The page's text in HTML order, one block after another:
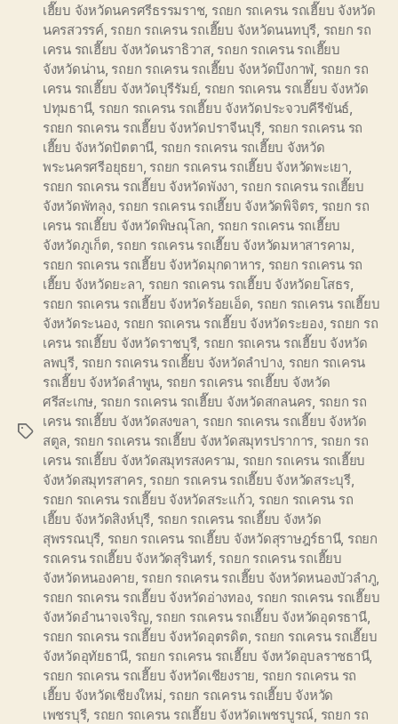
Tags
เฮี๊ยบ จังหวัดนครศรีธรรมราช, รถยก รถเครน รถเฮี๊ยบ จังหวัด
นครสวรรค์, รถยก รถเครน รถเฮี๊ยบ จังหวัดนนทบุรี, รถยก รถ
เครน รถเฮี๊ยบ จังหวัดนราธิวาส, รถยก รถเครน รถเฮี๊ยบ
จังหวัดน่าน, รถยก รถเครน รถเฮี๊ยบ จังหวัดบึงกาฬ, รถยก รถ
เครน รถเฮี๊ยบ จังหวัดบุรีรัมย์, รถยก รถเครน รถเฮี๊ยบ จังหวัด
ปทุมธานี, รถยก รถเครน รถเฮี๊ยบ จังหวัดประจวบคีรีขันธ์,
รถยก รถเครน รถเฮี๊ยบ จังหวัดปราจีนบุรี, รถยก รถเครน รถ
เฮี๊ยบ จังหวัดปัตตานี, รถยก รถเครน รถเฮี๊ยบ จังหวัด
พระนครศรีอยุธยา, รถยก รถเครน รถเฮี๊ยบ จังหวัดพะเยา,
รถยก รถเครน รถเฮี๊ยบ จังหวัดพังงา, รถยก รถเครน รถเฮี๊ยบ
จังหวัดพัทลุง, รถยก รถเครน รถเฮี๊ยบ จังหวัดพิจิตร, รถยก รถ
เครน รถเฮี๊ยบ จังหวัดพิษณุโลก, รถยก รถเครน รถเฮี๊ยบ
จังหวัดภูเก็ต, รถยก รถเครน รถเฮี๊ยบ จังหวัดมหาสารคาม,
รถยก รถเครน รถเฮี๊ยบ จังหวัดมุกดาหาร, รถยก รถเครน รถ
เฮี๊ยบ จังหวัดยะลา, รถยก รถเครน รถเฮี๊ยบ จังหวัดยโสธร,
รถยก รถเครน รถเฮี๊ยบ จังหวัดร้อยเอ็ด, รถยก รถเครน รถเฮี๊ยบ
จังหวัดระนอง, รถยก รถเครน รถเฮี๊ยบ จังหวัดระยอง, รถยก รถ
เครน รถเฮี๊ยบ จังหวัดราชบุรี, รถยก รถเครน รถเฮี๊ยบ จังหวัด
ลพบุรี, รถยก รถเครน รถเฮี๊ยบ จังหวัดลำปาง, รถยก รถเครน
รถเฮี๊ยบ จังหวัดลำพูน, รถยก รถเครน รถเฮี๊ยบ จังหวัด
ศรีสะเกษ, รถยก รถเครน รถเฮี๊ยบ จังหวัดสกลนคร, รถยก รถ
เครน รถเฮี๊ยบ จังหวัดสงขลา, รถยก รถเครน รถเฮี๊ยบ จังหวัด
สตูล, รถยก รถเครน รถเฮี๊ยบ จังหวัดสมุทรปราการ, รถยก รถ
เครน รถเฮี๊ยบ จังหวัดสมุทรสงคราม, รถยก รถเครน รถเฮี๊ยบ
จังหวัดสมุทรสาคร, รถยก รถเครน รถเฮี๊ยบ จังหวัดสระบุรี,
รถยก รถเครน รถเฮี๊ยบ จังหวัดสระแก้ว, รถยก รถเครน รถ
เฮี๊ยบ จังหวัดสิงห์บุรี, รถยก รถเครน รถเฮี๊ยบ จังหวัด
สุพรรณบุรี, รถยก รถเครน รถเฮี๊ยบ จังหวัดสุราษฎร์ธานี, รถยก
รถเครน รถเฮี๊ยบ จังหวัดสุรินทร์, รถยก รถเครน รถเฮี๊ยบ
จังหวัดหนองคาย, รถยก รถเครน รถเฮี๊ยบ จังหวัดหนองบัวลำภู,
รถยก รถเครน รถเฮี๊ยบ จังหวัดอ่างทอง, รถยก รถเครน รถเฮี๊ยบ
จังหวัดอำนาจเจริญ, รถยก รถเครน รถเฮี๊ยบ จังหวัดอุดรธานี,
รถยก รถเครน รถเฮี๊ยบ จังหวัดอุตรดิต, รถยก รถเครน รถเฮี๊ยบ
จังหวัดอุทัยธานี, รถยก รถเครน รถเฮี๊ยบ จังหวัดอุบลราชธานี,
รถยก รถเครน รถเฮี๊ยบ จังหวัดเชียงราย, รถยก รถเครน รถ
เฮี๊ยบ จังหวัดเชียงใหม่, รถยก รถเครน รถเฮี๊ยบ จังหวัด
เพชรบุรี, รถยก รถเครน รถเฮี๊ยบ จังหวัดเพชรบูรณ์, รถยก รถ